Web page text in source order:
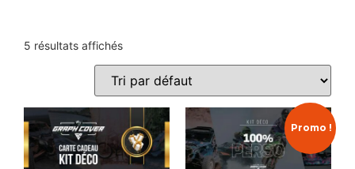
5 résultats affichés
Promo !